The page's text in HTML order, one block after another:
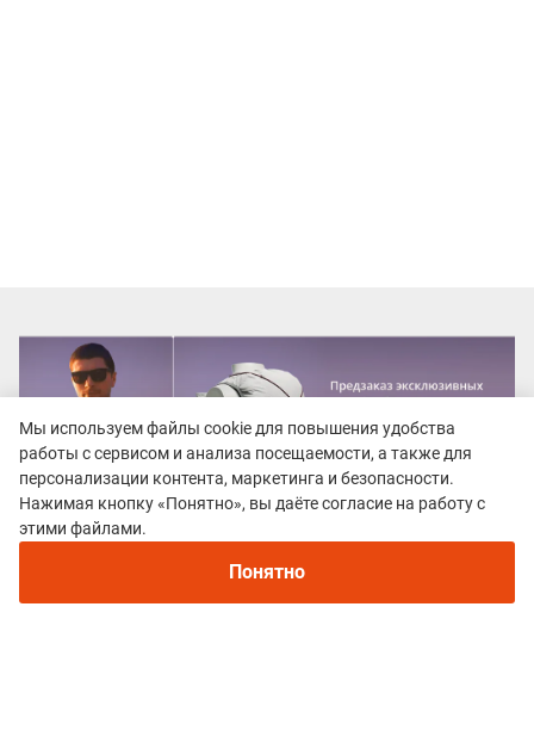
Мы используем файлы cookie для повышения удобства
работы с сервисом и анализа посещаемости, а также для
персонализации контента, маркетинга и безопасности.
Нажимая кнопку «Понятно», вы даёте согласие на работу с
этими файлами.
Понятно